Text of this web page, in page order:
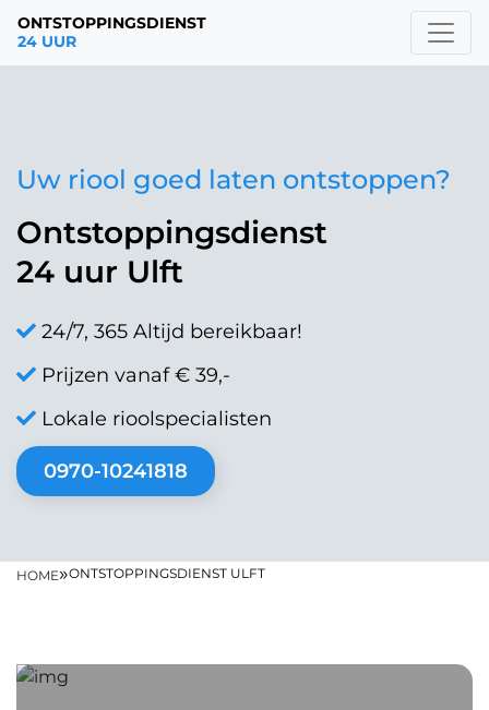
ONTSTOPPINGSDIENST
24 UUR
Uw riool goed laten ontstoppen?
Ontstoppingsdienst
24 uur Ulft
24/7, 365 Altijd bereikbaar!
Prijzen vanaf € 39,-
Lokale rioolspecialisten
0970-10241818
HOME»ONTSTOPPINGSDIENST ULFT